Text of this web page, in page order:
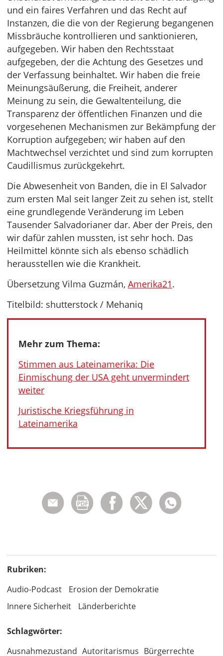
und ein faires Verfahren und das Recht auf
Instanzen, die die von der Regierung begangenen
Missbräuche kontrollieren und sanktionieren,
aufgegeben. Wir haben den Rechtsstaat
aufgegeben, der die Achtung des Gesetzes und
der Verfassung beinhaltet. Wir haben die freie
Meinungsäußerung, die Freiheit, anderer
Meinung zu sein, die Gewaltenteilung, die
Transparenz der öffentlichen Finanzen und die
vorgesehenen Mechanismen zur Bekämpfung der
Korruption aufgegeben; wir haben auf den
Machtwechsel verzichtet und sind zum korrupten
Caudillismus zurückgekehrt.
Die Abwesenheit von Banden, die in El Salvador
zum ersten Mal seit langer Zeit zu sehen ist, stellt
eine grundlegende Veränderung im Leben
Tausender Salvadorianer dar. Aber der Preis, den
wir dafür zahlen mussten, ist sehr hoch. Das
Heilmittel könnte sich als ebenso schädlich
herausstellen wie die Krankheit.
Übersetzung Vilma Guzmán, Amerika21.
Titelbild: shutterstock / Mehaniq
Mehr zum Thema:
Stimmen aus Lateinamerika: Die
Einmischung der USA geht unvermindert
weiter
Juristische Kriegsführung in
Lateinamerika
Rubriken:
Audio-Podcast
Erosion der Demokratie
Innere Sicherheit
Länderberichte
Schlagwörter:
Ausnahmezustand Autoritarismus Bürgerrechte